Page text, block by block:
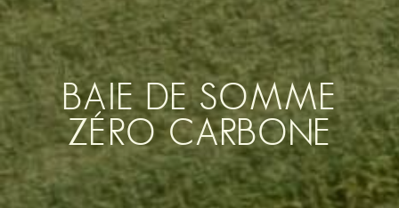
BAIE DE SOMME
ZÉRO CARBONE